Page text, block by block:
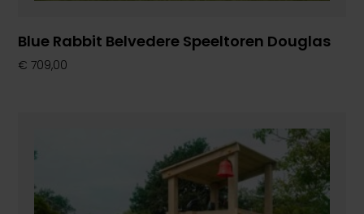
Blue Rabbit Belvedere Speeltoren Douglas
€ 709,00